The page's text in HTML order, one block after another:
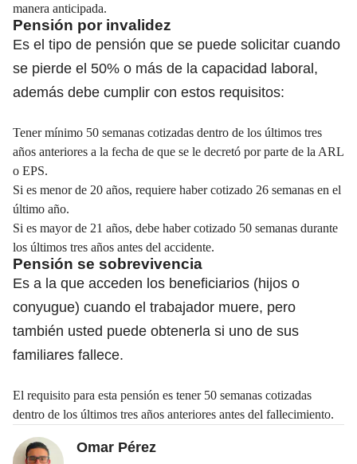
manera anticipada.
Pensión por invalidez
Es el tipo de pensión que se puede solicitar cuando
se pierde el 50% o más de la capacidad laboral,
además debe cumplir con estos requisitos:
Tener mínimo 50 semanas cotizadas dentro de los últimos tres
años anteriores a la fecha de que se le decretó por parte de la ARL
o EPS.
Si es menor de 20 años, requiere haber cotizado 26 semanas en el
último año.
Si es mayor de 21 años, debe haber cotizado 50 semanas durante
los últimos tres años antes del accidente.
Pensión se sobrevivencia
Es a la que acceden los beneficiarios (hijos o
conyugue) cuando el trabajador muere, pero
también usted puede obtenerla si uno de sus
familiares fallece.
El requisito para esta pensión es tener 50 semanas cotizadas
dentro de los últimos tres años anteriores antes del fallecimiento.
Omar Pérez